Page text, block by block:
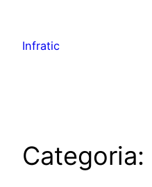
Infratic
Categoria: